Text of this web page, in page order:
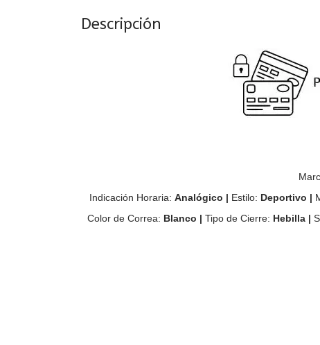
Descripción
Indicación Horaria: Analógico | Estilo: Deportivo |
Color de Correa: Blanco | Tipo de Cierre: Hebilla |